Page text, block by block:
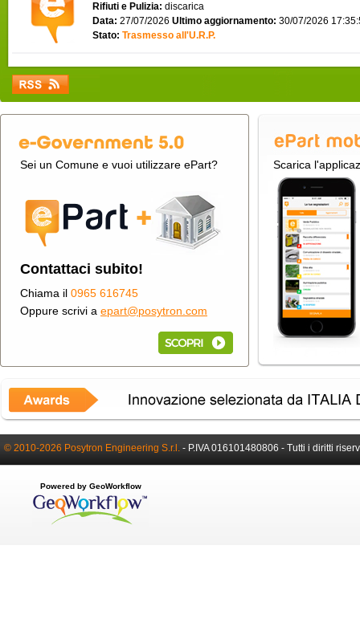
Rifiuti e Pulizia: discarica
Data: 27/07/2026 Ultimo aggiornamento: 30/07/2026
Stato: Trasmesso all'U.R.P.
Sei un Comune e vuoi utilizzare ePart?
Contattaci subito!
Chiama il 0965 616745
Oppure scrivi a epart@posytron.com
Scarica
© 2010-2026 Posytron Engineering S.r.l. - P.IVA 016101480806 - Tutti i diritti
Powered by GeoWorkflow